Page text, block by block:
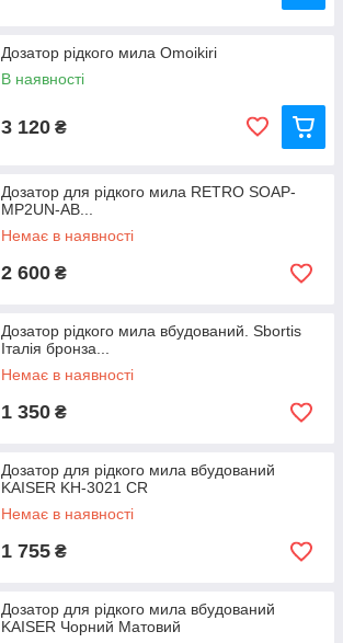
Дозатор рідкого мила Omoikiri
В наявності
3 120 ₴
Дозатор для рідкого мила RETRO SOAP-
MP2UN-AB...
Немає в наявності
2 600 ₴
Дозатор рідкого мила вбудований. Sbortis
Італія бронза...
Немає в наявності
1 350 ₴
Дозатор для рідкого мила вбудований
KAISER KH-3021 CR
Немає в наявності
1 755 ₴
Дозатор для рідкого мила вбудований
KAISER Чорний Матовий